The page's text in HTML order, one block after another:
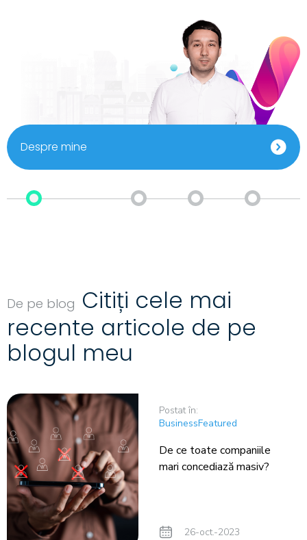
Despre mine
De pe blog Citiți cele mai
recente articole de pe
blogul meu
Postat în:
BusinessFeatured
De ce toate companiile
mari concediază masiv?
26-oct.-2023